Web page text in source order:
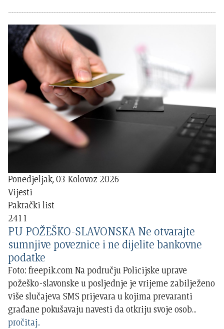
Ponedjeljak, 03 Kolovoz 2026
Vijesti
Pakrački list
2411
PU POŽEŠKO-SLAVONSKA Ne otvarajte
sumnjive poveznice i ne dijelite bankovne
podatke
Foto: freepik.com Na području Policijske uprave
požeško-slavonske u posljednje je vrijeme zabilježeno
više slučajeva SMS prijevara u kojima prevaranti
građane pokušavaju navesti da otkriju svoje osob...
pročitaj..